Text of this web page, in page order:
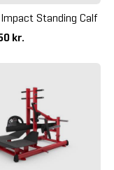
Standing Calf
kr.